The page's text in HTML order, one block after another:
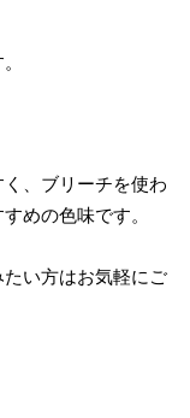
、ブリーチを使わ
めの色味です。
い方はお気軽にご